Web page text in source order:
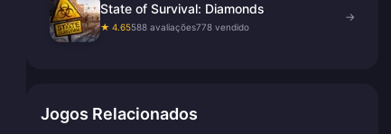
State of Survival: Diamonds
★ 4.65588 avaliações778 vendido
→
Jogos Relacionados